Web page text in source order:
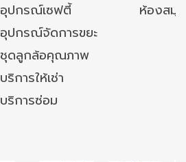
อุปกรณ์เซฟตี้
ห้องสมุ
อุปกรณ์จัดการขยะ
ชุดลูกล้อคุณภาพ
บริการให้เช่า
บริการซ่อม